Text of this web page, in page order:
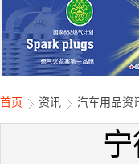
首页 资讯 汽车用品资